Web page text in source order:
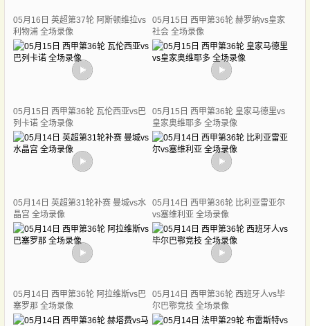
05月16日 英超第37轮 阿斯顿维拉vs
利物浦 全场录像
05月15日 西甲第36轮 赫罗纳vs皇家
社会 全场录像
05月15日 西甲第36轮 瓦伦西亚vs巴
列卡诺 全场录像
05月15日 西甲第36轮 皇家马德里vs
皇家奥维耶多 全场录像
05月14日 英超第31轮补赛 曼城vs水
晶宫 全场录像
05月14日 西甲第36轮 比利亚雷亚尔
vs塞维利亚 全场录像
05月14日 西甲第36轮 阿拉维斯vs巴
塞罗那 全场录像
05月14日 西甲第36轮 西班牙人vs毕
尔巴鄂竞技 全场录像